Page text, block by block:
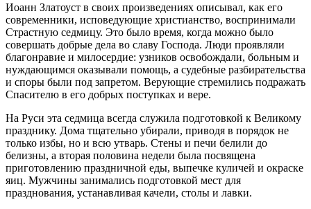
Иоанн Златоуст в своих произведениях описывал, как его
современники, исповедующие христианство, воспринимали
Страстную седмицу. Это было время, когда можно было
совершать добрые дела во славу Господа. Люди проявляли
благонравие и милосердие: узников освобождали, больным и
нуждающимся оказывали помощь, а судебные разбирательства
и споры были под запретом. Верующие стремились подражать
Спасителю в его добрых поступках и вере.
На Руси эта седмица всегда служила подготовкой к Великому
празднику. Дома тщательно убирали, приводя в порядок не
только избы, но и всю утварь. Стены и печи белили до
белизны, а вторая половина недели была посвящена
приготовлению праздничной еды, выпечке куличей и окраске
яиц. Мужчины занимались подготовкой мест для
празднования, устанавливая качели, столы и лавки.